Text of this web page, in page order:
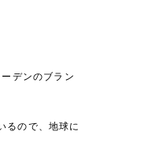
デンのブラン
るので、地球に